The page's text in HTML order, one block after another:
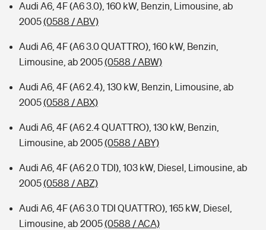
Audi A6, 4F (A6 3.0), 160 kW, Benzin, Limousine, ab
2005(0588 / ABV)
Audi A6, 4F (A6 3.0 QUATTRO), 160 kW, Benzin,
Limousine, ab 2005(0588 / ABW)
Audi A6, 4F (A6 2.4), 130 kW, Benzin, Limousine, ab
2005(0588 / ABX)
Audi A6, 4F (A6 2.4 QUATTRO), 130 kW, Benzin,
Limousine, ab 2005(0588 / ABY)
Audi A6, 4F (A6 2.0 TDI), 103 kW, Diesel, Limousine, ab
2005(0588 / ABZ)
Audi A6, 4F (A6 3.0 TDI QUATTRO), 165 kW, Diesel,
Limousine, ab 2005(0588 / ACA)